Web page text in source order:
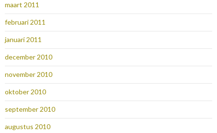
maart 2011
februari 2011
januari 2011
december 2010
november 2010
oktober 2010
september 2010
augustus 2010